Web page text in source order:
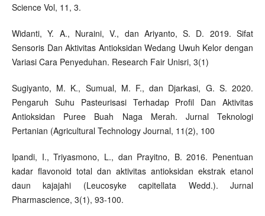
Science Vol, 11, 3.
Widanti, Y. A., Nuraini, V., dan Ariyanto, S. D. 2019. Sifat
Sensoris Dan Aktivitas Antioksidan Wedang Uwuh Kelor dengan
Variasi Cara Penyeduhan. Research Fair Unisri, 3(1)
Sugiyanto, M. K., Sumual, M. F., dan Djarkasi, G. S. 2020.
Pengaruh Suhu Pasteurisasi Terhadap Profil Dan Aktivitas
Antioksidan Puree Buah Naga Merah. Jurnal Teknologi
Pertanian (Agricultural Technology Journal, 11(2), 100
Ipandi, I., Triyasmono, L., dan Prayitno, B. 2016. Penentuan
kadar flavonoid total dan aktivitas antioksidan ekstrak etanol
daun kajajahi (Leucosyke capitellata Wedd.). Jurnal
Pharmascience, 3(1), 93-100.